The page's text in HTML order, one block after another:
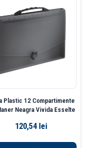
Plastic 12 Compartimente
Neagra Vivida Esselte
120,54 lei